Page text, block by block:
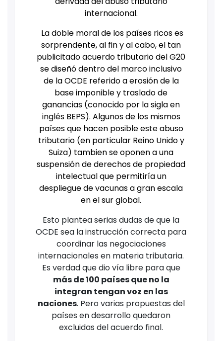
internacional.
La doble moral de los países ricos es
sorprendente, al fin y al cabo, el tan
publicitado acuerdo tributario del G20
se diseñó dentro del marco inclusivo
de la OCDE referido a erosión de la
base imponible y traslado de
ganancias (conocido por la sigla en
inglés BEPS). Algunos de los mismos
países que hacen posible este abuso
tributario (en particular Reino Unido y
Suiza) tambien se oponen a una
suspensión de derechos de propiedad
intelectual que permitiría un
despliegue de vacunas a gran escala
en el sur global.
Esto plantea serias dudas de que la
OCDE sea la instrucción correcta para
coordinar las negociaciones
internacionales en materia tributaria.
Es verdad que dio vía libre para que
más de 100 países que no la
integran tengan voz en las
naciones. Pero varias propuestas del
países en desarrollo quedaron
excluidas del acuerdo final.